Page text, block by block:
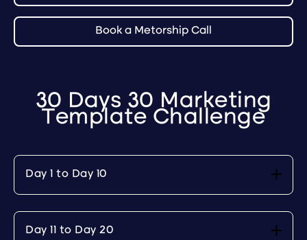
Book a Metorship Call
30 Days 30 Marketing
Template Challenge
Day 1 to Day 10
Day 11 to Day 20